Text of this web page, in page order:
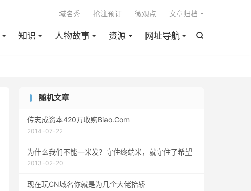

知识 人物故事 资源 网址导航
域名秀 抢注预订 微观点 文章归档
随机文章
传志成资本420万收购Biao.Com
2014-07-22
为什么我们不能一米发？守住终端米，就守住了希望
2013-02-20
现在玩CN域名你就是为几个大佬抬轿